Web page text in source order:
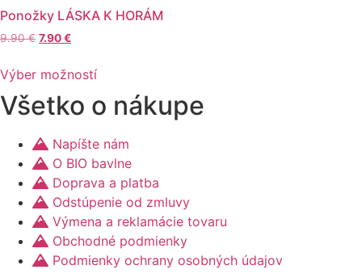
Ponožky LÁSKA K HORÁM
9.90€ Pôvodná
bola:
7.90€Aktuálna
je:
Výber možností
má
viacero
variantov.
Možnosti
si
môžete
vybrať
na
stránke
produktu.
Všetko o nákupe
Napíšte nám
O BIO bavlne
Doprava a platba
Odstúpenie od zmluvy
Výmena a reklamácie tovaru
Obchodné podmienky
Podmienky ochrany osobných údajov